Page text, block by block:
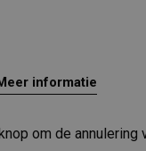
informatie
om de